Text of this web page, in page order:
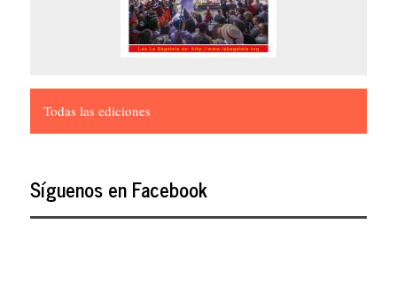
Todas las ediciones
Síguenos en Facebook